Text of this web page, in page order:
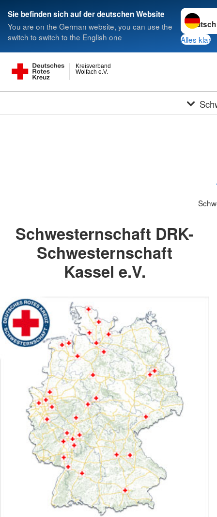
Sie befinden sich auf der deutschen Website
You are on the German website, you can use the
switch to switch to the English one
Sprache
Alles klar
Wolfach e.V.
Kreisverband
Schwesternschaft DRK-
Schwesternschaft
Kassel e.V.